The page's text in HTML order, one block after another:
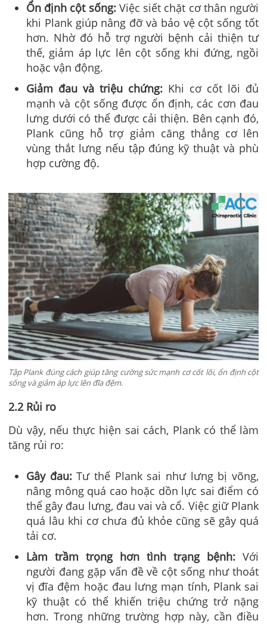
Ổn định cột sống: Việc siết chặt cơ thân người
khi Plank giúp nâng đỡ và bảo vệ cột sống tốt
hơn. Nhờ đó hỗ trợ người bệnh cải thiện tư
thế, giảm áp lực lên cột sống khi đứng, ngồi
hoặc vận động.
Giảm đau và triệu chứng: Khi cơ cốt lõi đủ
mạnh và cột sống được ổn định, các cơn đau
lưng dưới có thể được cải thiện. Bên cạnh đó,
Plank cũng hỗ trợ giảm căng thẳng cơ lên
vùng thắt lưng nếu tập đúng kỹ thuật và phù
hợp cường độ.
Tập Plank đúng cách giúp tăng cường sức mạnh cơ cốt lõi, ổn định cột
sống và giảm áp lực lên đĩa đệm.
2.2 Rủi ro
Dù vậy, nếu thực hiện sai cách, Plank có thể làm
tăng rủi ro:
Gây đau:Tư thế Plank sai như lưng bị võng,
nâng mông quá cao hoặc dồn lực sai điểm có
thể gây đau lưng, đau vai và cổ. Việc giữ Plank
quá lâu khi cơ chưa đủ khỏe cũng sẽ gây quá
tải cơ.
Làm trầm trọng hơn tình trạng bệnh: Với
người đang gặp vấn đề về cột sống như thoát
vị đĩa đệm hoặc đau lưng mạn tính, Plank sai
kỹ thuật có thể khiến triệu chứng trở nặng
hơn. Trong những trường hợp này, cần điều